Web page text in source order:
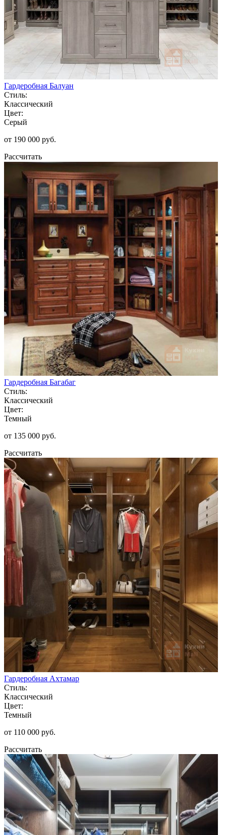
Гардеробная Балуан
Стиль:
Классический
Цвет:
Серый
от 190 000 руб.
Рассчитать
Гардеробная Багабаг
Стиль:
Классический
Цвет:
Темный
от 135 000 руб.
Рассчитать
Гардеробная Ахтамар
Стиль:
Классический
Цвет:
Темный
от 110 000 руб.
Рассчитать